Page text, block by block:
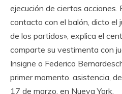
ejecución de ciertas acciones.
contacto con el balón, dicto el
de los partidos», explica el
comparte su vestimenta con
Insigne o Federico
primer momento. asistencia,
17 de marzo, en Nueva York.